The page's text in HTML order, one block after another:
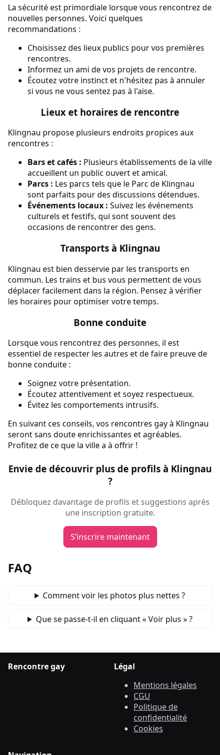
La sécurité est primordiale lorsque vous rencontrez de
nouvelles personnes. Voici quelques
recommandations :
Choisissez des lieux publics pour vos premières
rencontres.
Informez un ami de vos projets de rencontre.
Écoutez votre instinct et n'hésitez pas à annuler
si vous ne vous sentez pas à l'aise.
Lieux et horaires de rencontre
Klingnau propose plusieurs endroits propices aux
rencontres :
Bars et cafés : Plusieurs établissements de la ville
accueillent un public ouvert et amical.
Parcs : Les parcs tels que le Parc de Klingnau
sont parfaits pour des discussions détendues.
Événements locaux : Suivez les événements
culturels et festifs, qui sont souvent des
occasions de rencontrer des gens.
Transports à Klingnau
Klingnau est bien desservie par les transports en
commun. Les trains et bus vous permettent de vous
déplacer facilement dans la région. Pensez à vérifier
les horaires pour optimiser votre temps.
Bonne conduite
Lorsque vous rencontrez des personnes, il est
essentiel de respecter les autres et de faire preuve de
bonne conduite :
Soignez votre présentation.
Écoutez attentivement et soyez respectueux.
Évitez les comportements intrusifs.
En suivant ces conseils, vos rencontres gay à Klingnau
seront sans doute enrichissantes et agréables.
Profitez de ce que la ville a à offrir !
Envie de découvrir plus de profils à Klingnau
?
Débloquez davantage de profils et suggestions après
une inscription gratuite.
S’inscrire maintenant
FAQ
Comment voir les photos plus nettes ?
Que se passe‑t‑il en cliquant « Voir plus » ?
Rencontre gay
Légal
Mentions légales
CGU
Politique de
confidentialité
Cookies